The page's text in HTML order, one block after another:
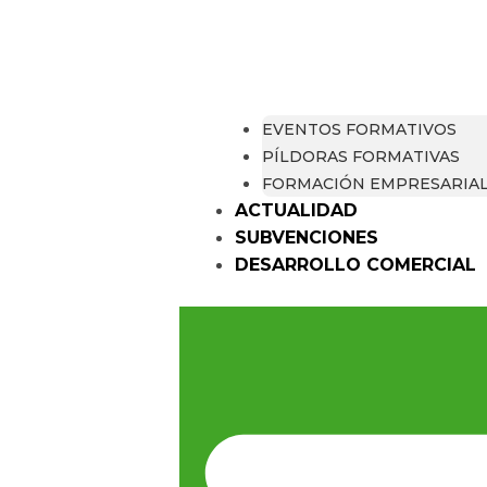
EVENTOS FORMATIVOS
PÍLDORAS FORMATIVAS
FORMACIÓN
ACTUALIDAD
SUBVENCIONES
DESARROLLO COMERCIAL